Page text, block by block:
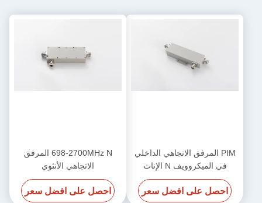
PIM المرفق الاتجاهي الداخلي
في الميكروويف N الإناث
550MHz-2700MHz
احصل على افضل سعر
698-2700MHz N المرفق
الاتجاهي الأنثوي
احصل على افضل سعر